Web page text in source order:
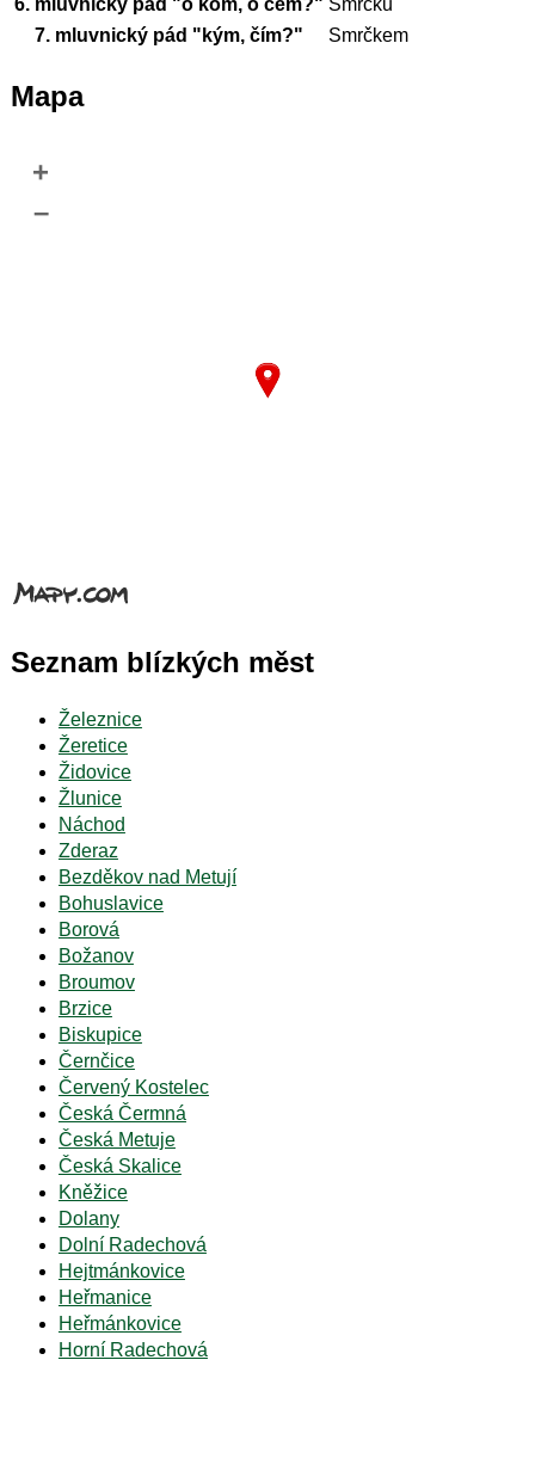
6. mluvnický pád "o kom, o čem?" Smrčku
7. mluvnický pád "kým, čím?"
Smrčkem
Mapa
+
–
Seznam blízkých měst
Železnice
Žeretice
Židovice
Žlunice
Náchod
Zderaz
Bezděkov nad Metují
Bohuslavice
Borová
Božanov
Broumov
Brzice
Biskupice
Černčice
Červený Kostelec
Česká Čermná
Česká Metuje
Česká Skalice
Kněžice
Dolany
Dolní Radechová
Hejtmánkovice
Heřmanice
Heřmánkovice
Horní Radechová